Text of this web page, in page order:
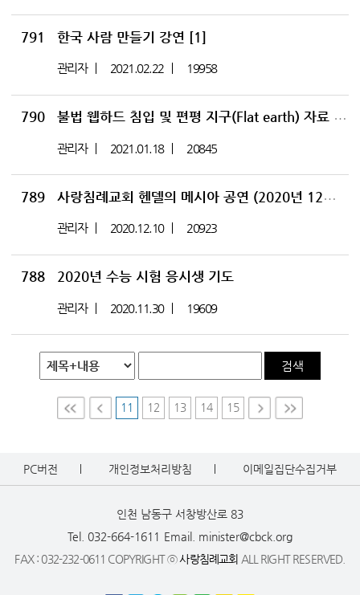
791 한국 사람 만들기 강연 [1]
관리자 2021.02.22 19958
790 불법 웹하드 침입 및 편평 지구(Flat earth) 자료 배포 행위에 대하여
관리자 2021.01.18 20845
789 사랑침례교회 헨델의 메시아 공연 (2020년 12월 27일, 서울 예술의 전당에서 바로크 음악단과 함께)
관리자 2020.12.10 20923
788 2020년 수능 시험 응시생 기도
관리자 2020.11.30 19609
검색
11 12 13 14
15
PC버전 개인정보처리방침 이메일집단수집거부
인천 남동구 서창방산로 83
Tel. 032-664-1611 Email. minister@cbck.org
FAX : 032-232-0611 COPYRIGHT ⓒ사랑침례교회 ALL RIGHT RESERVED.